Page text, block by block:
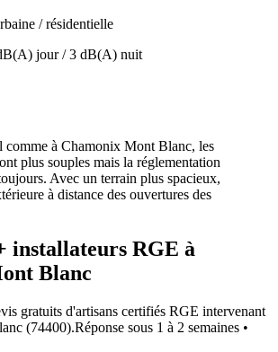
/ résidentielle
jour /3 dB(A) nuit
comme à Chamonix Mont Blanc, les
plus souples mais la réglementation
Avec un terrain plus spacieux,
à distance des ouvertures des
installateurs RGE à
Blanc
gratuits d'artisans certifiés RGE intervenant
(74400).Réponse sous 1 à 2 semaines •